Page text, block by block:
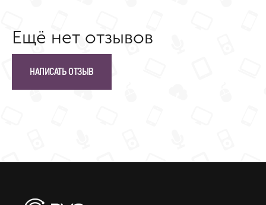
Ещё нет отзывов
НАПИСАТЬ ОТЗЫВ